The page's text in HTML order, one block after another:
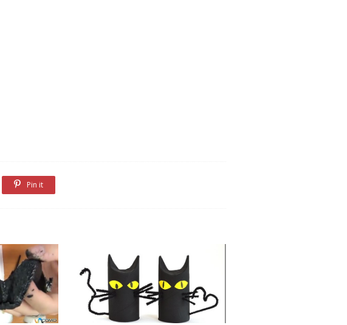
Pin it